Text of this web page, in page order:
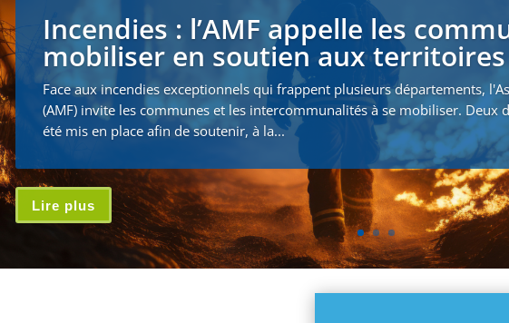
Incendies : l’AMF appelle les
mobiliser en soutien aux
Face aux incendies exceptionnels qui frappent plusieurs départements,
(AMF) invite les communes et les intercommunalités à se mobiliser. Deux
été mis en place afin de soutenir, à la...
Lire plus